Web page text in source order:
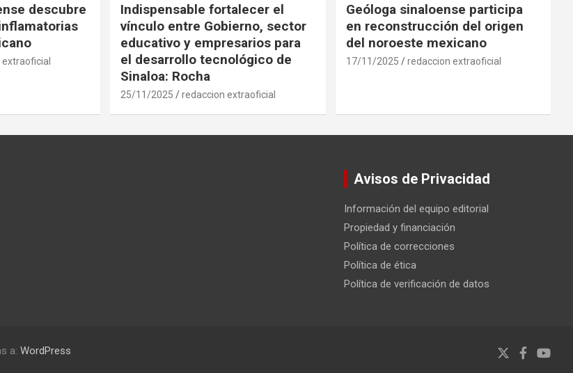
descubre
Indispensable fortalecer el
vínculo entre Gobierno, sector
educativo y empresarios para
el desarrollo tecnológico de
Sinaloa: Rocha
25/11/2025 redaccion extraoficial
Geóloga sinaloense participa
en reconstrucción del origen
del noroeste mexicano
17/11/2025 redaccion extraoficial
Avisos de Privacidad
Información del equipo editorial
Propiedad y financiación
Política de correcciones
Política de ética
Política de verificación de datos
a: WordPress